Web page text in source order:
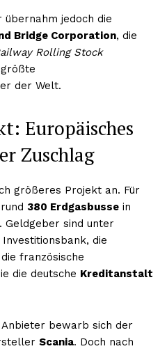
jedoch die
Bridge Corporation, die
Rolling Stock
der Welt.
Europäisches
Zuschlag
größeres Projekt an. Für
380 Erdgasbusse in
Geldgeber sind unter
die
französische
die deutsche Kreditanstalt
bewarb sich der
Scania. Doch nach